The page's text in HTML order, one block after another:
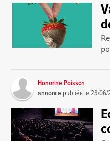
Honorine Poisson
annonce publiée le23/06/